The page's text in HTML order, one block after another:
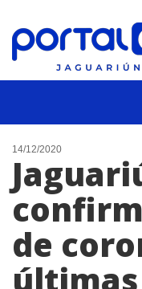
NOTÍCIAS
LISTA DIGITAL
CONTATO
ANUNCIE
14/12/2020
de